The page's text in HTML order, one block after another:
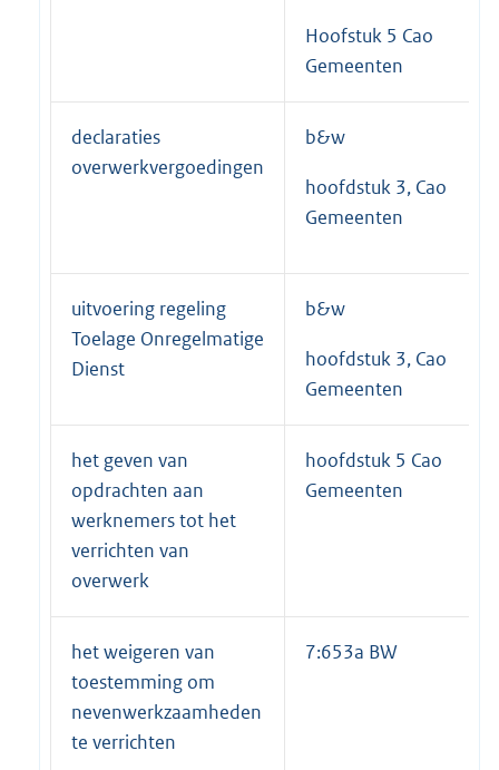
Hoofstuk 5 Cao
Gemeenten
declaraties
overwerkvergoedingen
b&w
hoofdstuk 3, Cao
Gemeenten
uitvoering regeling
Toelage Onregelmatige
Dienst
b&w
hoofdstuk 3, Cao
Gemeenten
het geven van
opdrachten aan
werknemers tot het
verrichten van
overwerk
hoofdstuk 5 Cao
Gemeenten
het weigeren van
toestemming om
nevenwerkzaamheden
te verrichten
7:653a BW